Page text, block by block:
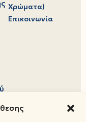
Χρώματα)
Επικοινωνία